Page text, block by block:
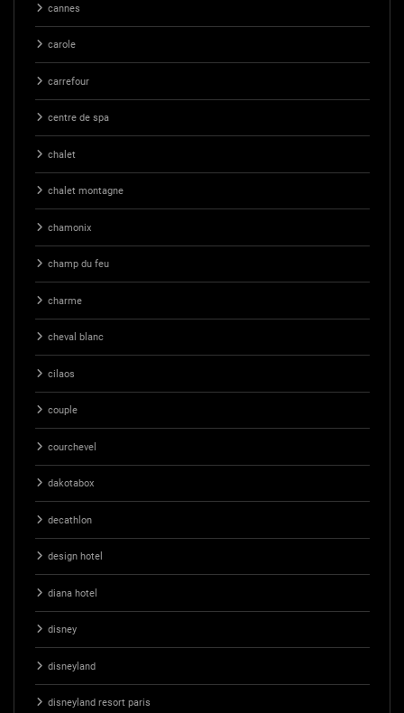
cannes
carole
carrefour
centre de spa
chalet
chalet montagne
chamonix
champ du feu
charme
cheval blanc
cilaos
couple
courchevel
dakotabox
decathlon
design hotel
diana hotel
disney
disneyland
disneyland resort paris